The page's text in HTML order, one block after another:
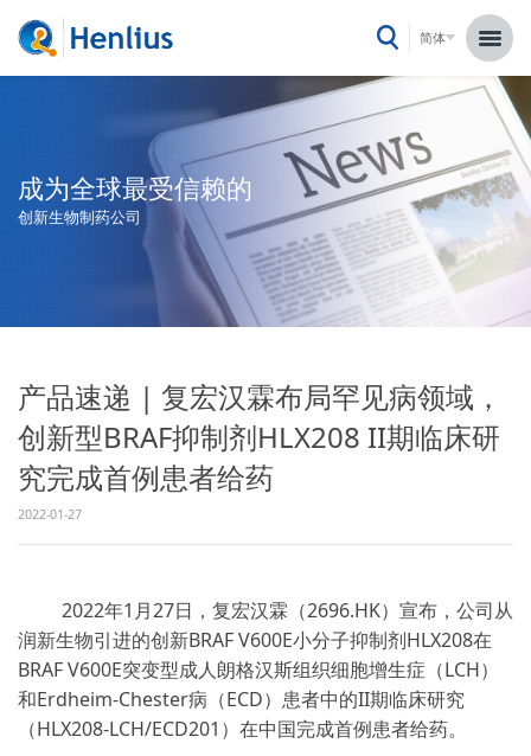
简体
成为全球最受信赖的
创新生物制药公司
产品速递 | 复宏汉霖布局罕见病领域，
创新型BRAF抑制剂HLX208 II期临床研
究完成首例患者给药
2022-01-27
2022年1月27日，复宏汉霖（2696.HK）宣布，公司从
润新生物引进的创新BRAF V600E小分子抑制剂HLX208在
BRAF V600E突变型成人朗格汉斯组织细胞增生症（LCH）
和Erdheim-Chester病（ECD）患者中的II期临床研究
（HLX208-LCH/ECD201）在中国完成首例患者给药。